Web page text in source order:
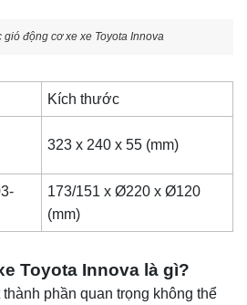
gió động cơ xe xe Toyota Innova
Kích thước
323 x 240 x 55 (mm)
173/151 x Ø220 x Ø120
(mm)
Toyota Innova là gì?
phần quan trọng không thể